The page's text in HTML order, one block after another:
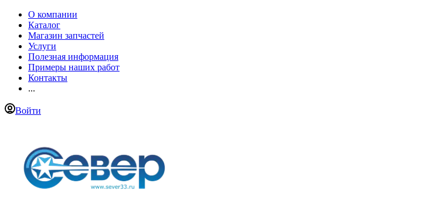
О компании
Каталог
Магазин запчастей
Услуги
Полезная информация
Примеры наших работ
Контакты
...
Войти